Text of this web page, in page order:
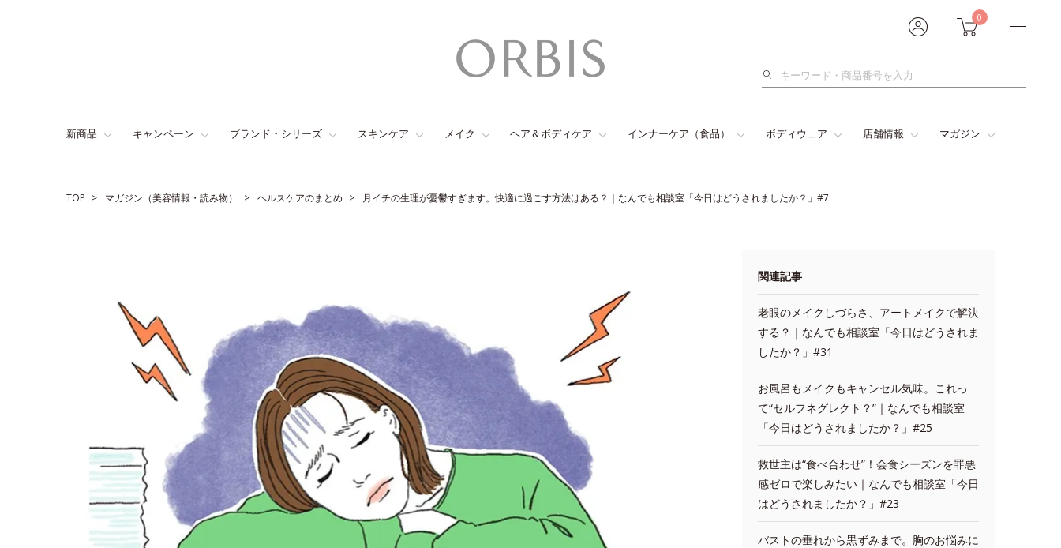
0
検
新商品 キャンペーン ブランド・シリーズ スキンケア メイク ヘア＆ボディケア インナーケア（食品） ボディウェア 店舗情報 マガジン
TOP マガジン（美容情報・読み物） ヘルスケアのまとめ 月イチの生理が憂鬱すぎます。快適に過ごす方法はある？｜なんでも相談室「今日はどうされましたか？」#7
関連記事
老眼のメイクしづらさ、アートメイクで解決
する？｜なんでも相談室「今日はどうされま
したか？」#31
お風呂もメイクもキャンセル気味。これっ
て“セルフネグレクト？”｜なんでも相談室
「今日はどうされましたか？」#25
救世主は“食べ合わせ”！会食シーズンを罪悪
感ゼロで楽しみたい｜なんでも相談室「今日
はどうされましたか？」#23
バストの垂れから黒ずみまで。胸のお悩みに